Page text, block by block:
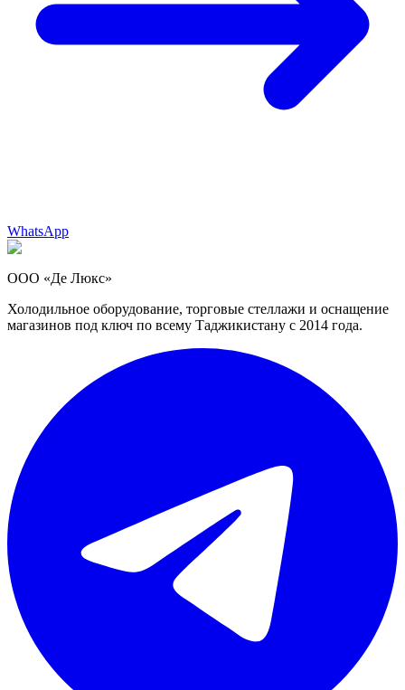
WhatsApp
ООО «Де Люкс»
Холодильное оборудование, торговые стеллажи и оснащение
магазинов под ключ по всему Таджикистану с 2014 года.